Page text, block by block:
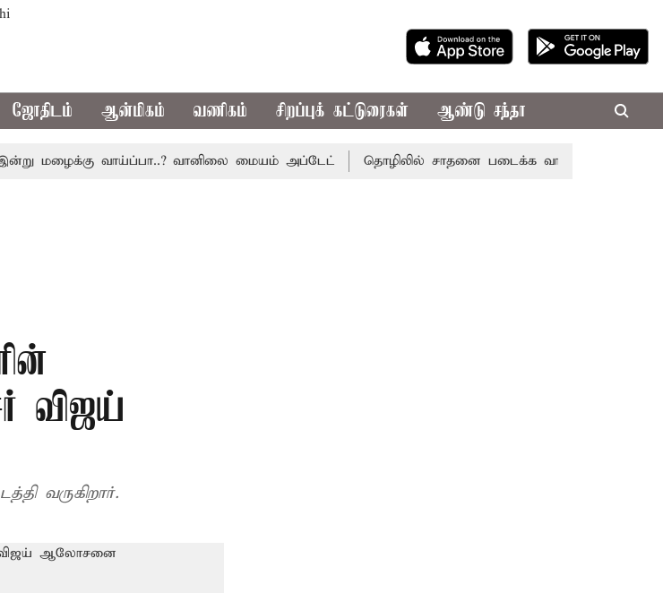
ஜோதிடம் ஆன்மிகம் வணிகம் சிறப்புக் கட்டுரைகள் ஆண்டு சந்தா
மழைக்கு வாய்ப்பா..? வானிலை மையம் அப்டேட் தொழிலில் சாதனை படைக்க வாய்ப்பு... இன்றைய
விஜய்
வருகிறார்.